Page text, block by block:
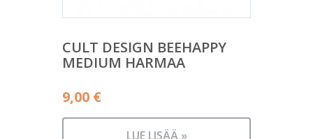
CULT DESIGN BEEHAPPY
MEDIUM HARMAA
9,00 €
LUE LISÄÄ »